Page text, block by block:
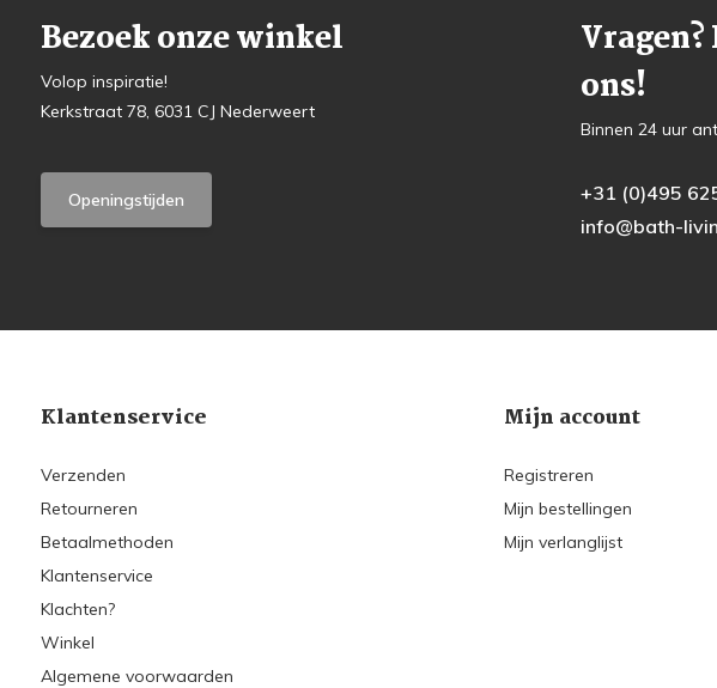
Bezoek onze winkel
Volop inspiratie!
Kerkstraat 78, 6031 CJ Nederweert
Openingstijden
ons!
Binnen 24 uur
+31 (0)495
info@bath-
Klantenservice
Verzenden
Retourneren
Betaalmethoden
Klantenservice
Klachten?
Winkel
Algemene voorwaarden
Mijn account
Registreren
Mijn bestellingen
Mijn verlanglijst